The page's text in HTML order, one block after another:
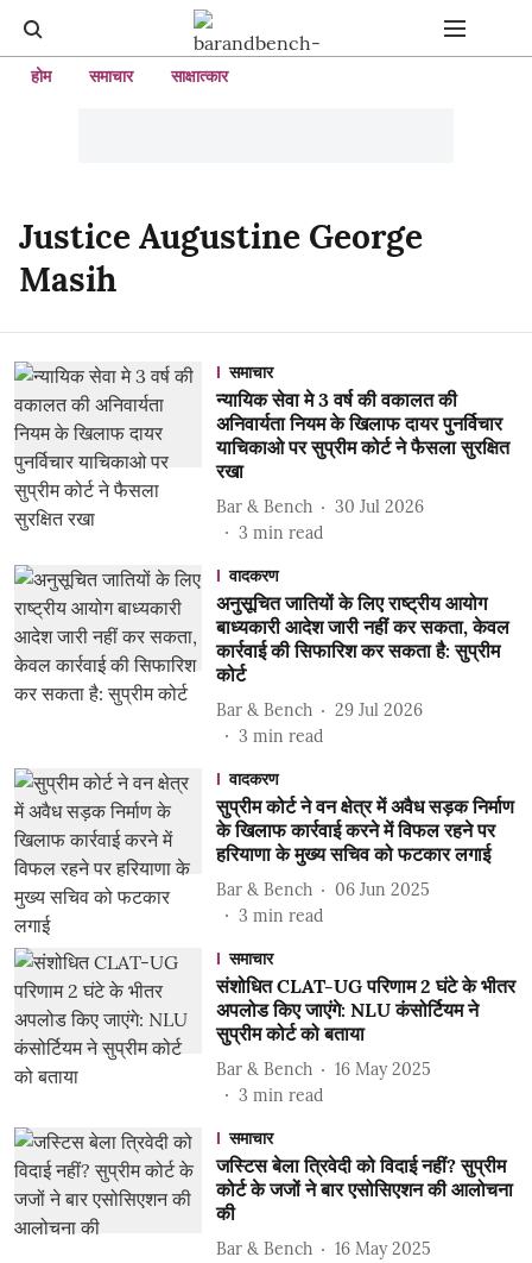
होम समाचार साक्षात्कार
Justice Augustine George
Masih
समाचार
न्यायिक सेवा मे 3 वर्ष की वकालत की
अनिवार्यता नियम के खिलाफ दायर पुनर्विचार
याचिकाओ पर सुप्रीम कोर्ट ने फैसला सुरक्षित
रखा
Bar & Bench
30 Jul 2026
3 min read
वादकरण
अनुसूचित जातियों के लिए राष्ट्रीय आयोग
बाध्यकारी आदेश जारी नहीं कर सकता, केवल
कार्रवाई की सिफारिश कर सकता है: सुप्रीम
कोर्ट
Bar & Bench
29 Jul 2026
3 min read
वादकरण
सुप्रीम कोर्ट ने वन क्षेत्र में अवैध सड़क निर्माण
के खिलाफ कार्रवाई करने में विफल रहने पर
हरियाणा के मुख्य सचिव को फटकार लगाई
Bar & Bench
06 Jun 2025
3 min read
समाचार
संशोधित CLAT-UG परिणाम 2 घंटे के भीतर
अपलोड किए जाएंगे: NLU कंसोर्टियम ने
सुप्रीम कोर्ट को बताया
Bar & Bench
16 May 2025
3 min read
समाचार
जस्टिस बेला त्रिवेदी को विदाई नहीं? सुप्रीम
कोर्ट के जजों ने बार एसोसिएशन की आलोचना
की
Bar & Bench
16 May 2025